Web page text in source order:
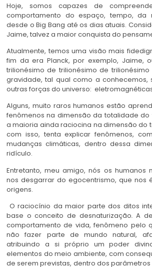
Hoje, somos capazes de
comportamento do espaço, tempo, da
desde o Big Bang até os dias atuais.
Jaime, talvez a maior conquista do
Atualmente, temos uma visão mais
fim da era Planck, por exemplo, Jaime,
trilionésimo de trilionésimo de
gravidade, tal qual como a conhecemos,
outras forças do universo:
Alguns, muito raros humanos estão
fenômenos na dimensão da totalidade do
a maioria ainda raciocina na dimensão do
com isso, tenta explicar fenômenos,
mudanças climáticas, dentro dessa
ridículo.
Entretanto, meu amigo, nós os humanos
nos desgarrar do egocentrismo, que nos
origens.
O raciocínio da maior parte dos ditos
base o conceito de desnaturização. A
comportamento de vida, fenômeno pelo
não fazer parte de mundo natural,
atribuindo a si próprio um poder
elementos do meio ambiente, com
de serem previstas, dentro dos